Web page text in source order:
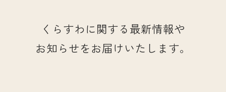
くらすわに関する最新情報や
お知らせをお届けいたします。